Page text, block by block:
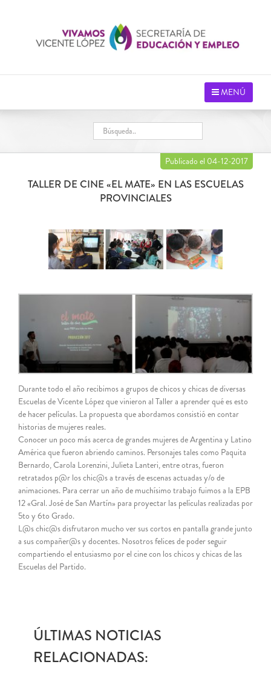
MENÚ
Publicado el 04-12-2017
TALLER DE CINE «EL MATE» EN LAS ESCUELAS
PROVINCIALES
Durante todo el año recibimos a grupos de chicos y chicas de diversas
Escuelas de Vicente López que vinieron al Taller a aprender qué es esto
de hacer películas. La propuesta que abordamos consistió en contar
historias de mujeres reales.
Conocer un poco más acerca de grandes mujeres de Argentina y Latino
América que fueron abriendo caminos. Personajes tales como Paquita
Bernardo, Carola Lorenzini, Julieta Lanteri, entre otras, fueron
retratados p@r los chic@s a través de escenas actuadas y/o de
animaciones. Para cerrar un año de muchísimo trabajo fuimos a la EPB
12 «Gral. José de San Martín» para proyectar las películas realizadas por
5to y 6to Grado.
L@s chic@s disfrutaron mucho ver sus cortos en pantalla grande junto
a sus compañer@s y docentes. Nosotros felices de poder seguir
compartiendo el entusiasmo por el cine con los chicos y chicas de las
Escuelas del Partido.
ÚLTIMAS NOTICIAS
RELACIONADAS: